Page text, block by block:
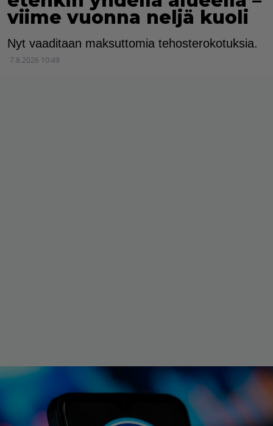
viime vuonna neljä kuoli
Nyt vaaditaan maksuttomia tehosterokotuksia.
7.8.2026 10:49